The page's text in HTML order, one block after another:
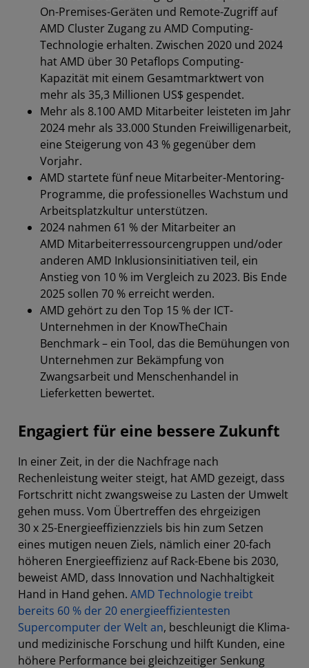
On-Premises-Geräten und Remote-Zugriff auf
AMD Cluster Zugang zu AMD Computing-
Technologie erhalten. Zwischen 2020 und 2024
hat AMD über 30 Petaflops Computing-
Kapazität mit einem Gesamtmarktwert von
mehr als 35,3 Millionen US$ gespendet.
Mehr als 8.100 AMD Mitarbeiter leisteten im Jahr
2024 mehr als 33.000 Stunden Freiwilligenarbeit,
eine Steigerung von 43 % gegenüber dem
Vorjahr.
AMD startete fünf neue Mitarbeiter-Mentoring-
Programme, die professionelles Wachstum und
Arbeitsplatzkultur unterstützen.
2024 nahmen 61 % der Mitarbeiter an
AMD Mitarbeiterressourcengruppen und/oder
anderen AMD Inklusionsinitiativen teil, ein
Anstieg von 10 % im Vergleich zu 2023. Bis Ende
2025 sollen 70 % erreicht werden.
AMD gehört zu den Top 15 % der ICT-
Unternehmen in der KnowTheChain
Benchmark – ein Tool, das die Bemühungen von
Unternehmen zur Bekämpfung von
Zwangsarbeit und Menschenhandel in
Lieferketten bewertet.
Engagiert für eine bessere Zukunft
In einer Zeit, in der die Nachfrage nach
Rechenleistung weiter steigt, hat AMD gezeigt, dass
Fortschritt nicht zwangsweise zu Lasten der Umwelt
gehen muss. Vom Übertreffen des ehrgeizigen
30 x 25-Energieeffizienzziels bis hin zum Setzen
eines mutigen neuen Ziels, nämlich einer 20-fach
höheren Energieeffizienz auf Rack-Ebene bis 2030,
beweist AMD, dass Innovation und Nachhaltigkeit
Hand in Hand gehen. AMD Technologie treibt
bereits 60 % der 20 energieeffizientesten
Supercomputer der Welt an, beschleunigt die Klima-
und medizinische Forschung und hilft Kunden, eine
höhere Performance bei gleichzeitiger Senkung